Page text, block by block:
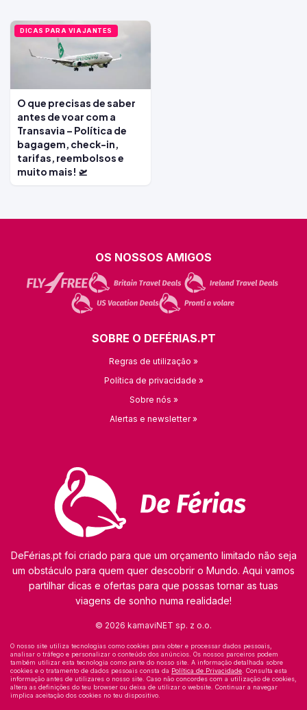
DICAS PARA VIAJANTES
O que precisas de saber
antes de voar com a
Transavia – Política de
bagagem, check-in,
tarifas, reembolsos e
muito mais! 🛫
DeFérias.pt foi criado para que um orçamento limitado não seja
um obstáculo para quem quer descobrir o Mundo. Aqui vamos
partilhar dicas e ofertas para que possas tornar as tuas
viagens de sonho numa realidade!
© 2026 kamaviNET sp. z o.o.
OS NOSSOS AMIGOS
SOBRE O DEFÉRIAS.PT
Regras de utilização »
Política de privacidade »
Sobre nós »
Alertas e newsletter »
O nosso site utiliza tecnologias como cookies para obter e processar dados pessoais,
analisar o tráfego e personalizar o conteúdo dos anúncios. Os nossos parceiros podem
também utilizar esta tecnologia como parte do nosso site. A informação detalhada sobre
cookies e o tratamento de dados pessoais consta da Política de Privacidade . Consulta esta
informação antes de utilizares o nosso site. Caso não concordes com a utilização de cookies,
altera as definições do teu browser ou deixa de utilizar o website. Continuar a navegar
implica aceitação dos cookies no teu dispositivo.